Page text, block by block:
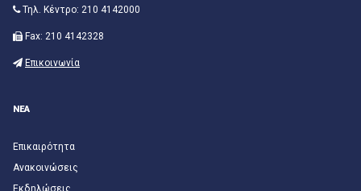
Τηλ. Κέντρο: 210 4142000
Fax: 210 4142328
Επικοινωνία
ΝΕΑ
Επικαιρότητα
Ανακοινώσεις
Εκδηλώσεις